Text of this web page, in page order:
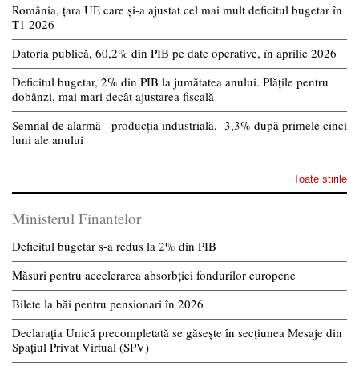
România, țara UE care și-a ajustat cel mai mult deficitul bugetar în
T1 2026
Datoria publică, 60,2% din PIB pe date operative, în aprilie 2026
Deficitul bugetar, 2% din PIB la jumătatea anului. Plățile pentru
dobânzi, mai mari decât ajustarea fiscală
Semnal de alarmă - producția industrială, -3,3% după primele cinci
luni ale anului
Toate stirile
Ministerul Finantelor
Deficitul bugetar s-a redus la 2% din PIB
Măsuri pentru accelerarea absorbției fondurilor europene
Bilete la băi pentru pensionari în 2026
Declarația Unică precompletată se găsește în secțiunea Mesaje din
Spațiul Privat Virtual (SPV)